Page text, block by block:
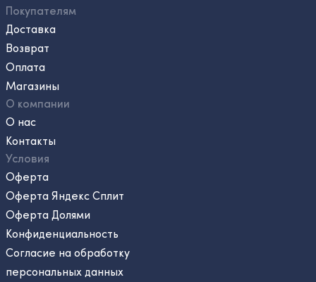
Покупателям
Доставка
Возврат
Оплата
Магазины
О компании
О нас
Контакты
Условия
Оферта
Оферта Яндекс Сплит
Оферта Долями
Конфиденциальность
Согласие на обработку
персональных данных